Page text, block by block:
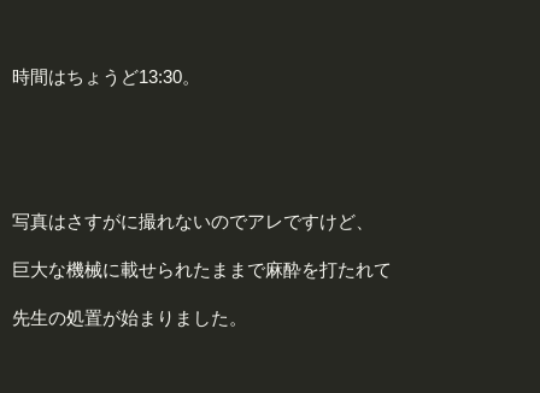
時間はちょうど13:30。
写真はさすがに撮れないのでアレですけど、
巨大な機械に載せられたままで麻酔を打たれて
先生の処置が始まりました。